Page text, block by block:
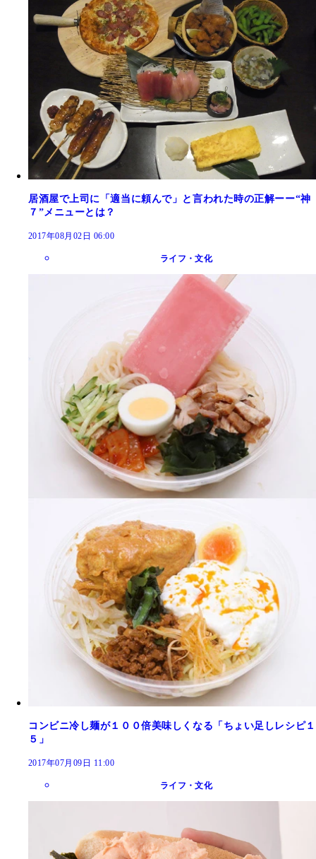
居酒屋で上司に「適当に頼んで」と言われた時の正解ーー“神
７”メニューとは？
2017年08月02日 06:00
ライフ・文化
コンビニ冷し麺が１００倍美味しくなる「ちょい足しレシピ１
５」
2017年07月09日 11:00
ライフ・文化